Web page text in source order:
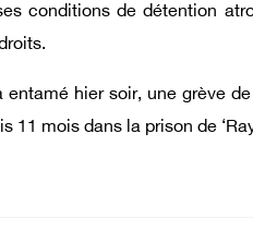
conditions de détention
hier soir, une grève
mois dans la prison de